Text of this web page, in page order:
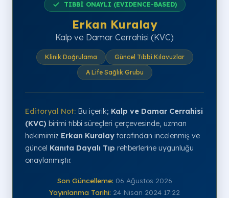
A LIFE SAĞLIK GRUBU
TIBBİ ONAYLI (EVIDENCE-BASED)
Erkan Kuralay
Kalp ve Damar Cerrahisi (KVC)
Klinik Doğrulama
Güncel Tıbbi Kılavuzlar
A Life Sağlık Grubu
Editoryal Not: Bu içerik; Kalp ve Damar Cerrahisi
(KVC) birimi tıbbi süreçleri çerçevesinde, uzman
hekimimiz Erkan Kuralay tarafından incelenmiş ve
güncel Kanıta Dayalı Tıp rehberlerine uygunluğu
onaylanmıştır.
Son Güncelleme: 06 Ağustos 2026
Yayınlanma Tarihi: 24 Nisan 2024 17:22